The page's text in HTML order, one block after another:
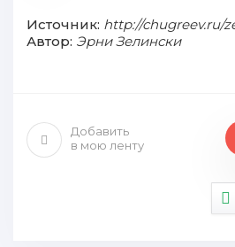
Источник: http://chugreev.ru/
Автор: Эрни Зелински
Добавить
в мою ленту